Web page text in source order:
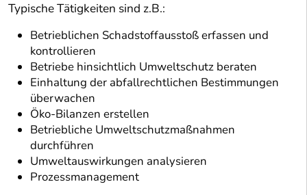
Typische Tätigkeiten sind z.B.:
Betrieblichen Schadstoffausstoß erfassen und
kontrollieren
Betriebe hinsichtlich Umweltschutz beraten
Einhaltung der abfallrechtlichen Bestimmungen
überwachen
Öko-Bilanzen erstellen
Betriebliche Umweltschutzmaßnahmen
durchführen
Umweltauswirkungen analysieren
Prozessmanagement